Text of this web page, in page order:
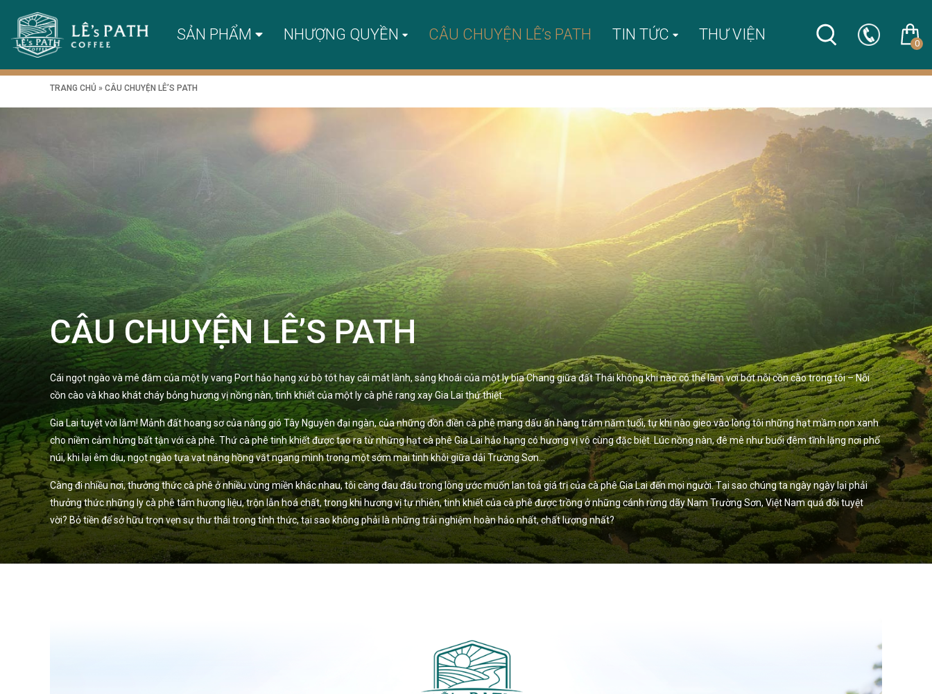
SẢN PHẨM NHƯỢNG QUYỀN CÂU CHUYỆN LÊ’s PATH TIN TỨC THƯ VIỆN 0
TRANG CHỦ » CÂU CHUYỆN LÊ’S PATH
CÂU CHUYỆN LÊ’S PATH
Cái ngọt ngào và mê đắm của một ly vang Port hảo hạng xứ bò tót hay cái mát lành, sảng khoái của một ly bia Chang giữa đất Thái không khi nào có thể làm vơi bớt nỗi cồn cào trong tôi – Nỗi
cồn cào và khao khát cháy bỏng hương vị nồng nàn, tinh khiết của một ly cà phê rang xay Gia Lai thứ thiệt.
Gia Lai tuyệt vời lắm! Mảnh đất hoang sơ của nắng gió Tây Nguyên đại ngàn, của những đồn điền cà phê mang dấu ấn hàng trăm năm tuổi, tự khi nào gieo vào lòng tôi những hạt mầm non xanh
cho niềm cảm hứng bất tận với cà phê. Thứ cà phê tinh khiết được tạo ra từ những hạt cà phê Gia Lai hảo hạng có hương vị vô cùng đặc biệt. Lúc nồng nàn, đê mê như buổi đêm tĩnh lặng nơi phố
núi, khi lại êm dịu, ngọt ngào tựa vạt nắng hồng vắt ngang mình trong một sớm mai tinh khôi giữa dải Trường Sơn…
Càng đi nhiều nơi, thưởng thức cà phê ở nhiều vùng miền khác nhau, tôi càng đau đáu trong lòng ước muốn lan toả giá trị của cà phê Gia Lai đến mọi người. Tại sao chúng ta ngày ngày lại phải
thưởng thức những ly cà phê tẩm hương liệu, trộn lẫn hoá chất, trong khi hương vị tự nhiên, tinh khiết của cà phê được trồng ở những cánh rừng dãy Nam Trường Sơn, Việt Nam quá đỗi tuyệt
vời? Bỏ tiền để sở hữu trọn vẹn sự thư thái trong tỉnh thức, tại sao không phải là những trải nghiệm hoàn hảo nhất, chất lượng nhất?